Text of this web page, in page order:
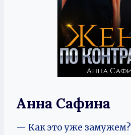
Анна Сафина
— Как это уже замужем?